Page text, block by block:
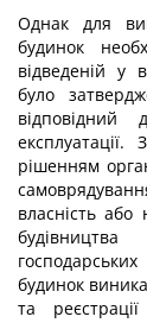
Однак для
будинок
відведеній у
було
експлуатації.
рішенням
власність
будинок
та